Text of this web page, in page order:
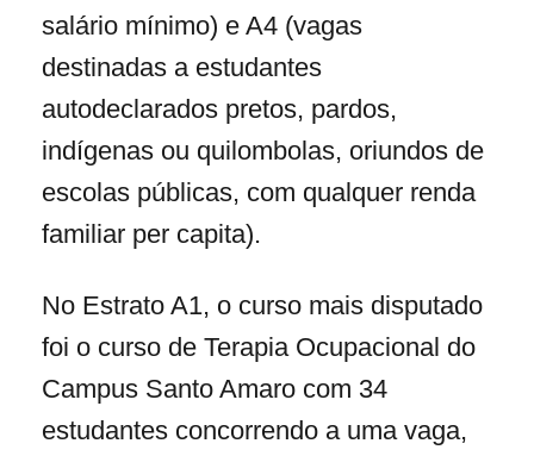
salário mínimo) e A4 (vagas
destinadas a estudantes
autodeclarados pretos, pardos,
indígenas ou quilombolas, oriundos de
escolas públicas, com qualquer renda
familiar per capita).
No Estrato A1, o curso mais disputado
foi o curso de Terapia Ocupacional do
Campus Santo Amaro com 34
estudantes concorrendo a uma vaga,